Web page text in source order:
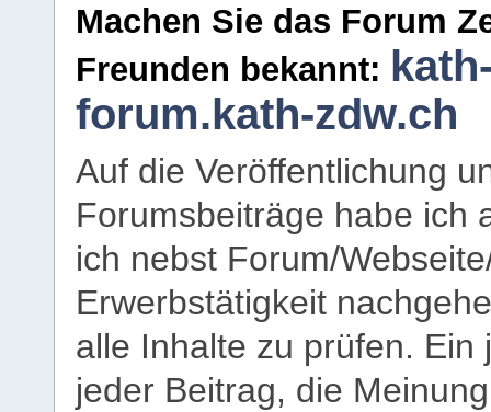
Machen Sie das Forum
Freunden bekannt:
forum.kath-zdw.ch
Auf die Veröffentlichung
Forumsbeiträge habe ich
ich nebst Forum/
Erwerbstätigkeit
alle Inhalte zu prüfen.
jeder Beitrag, die